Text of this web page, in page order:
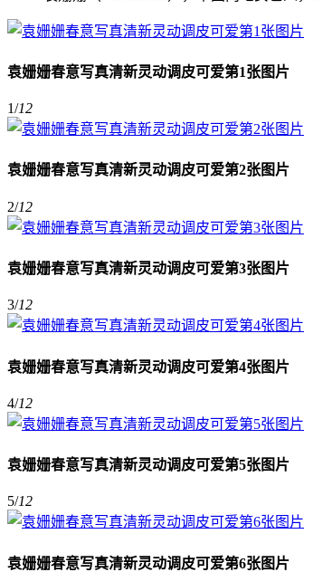
袁姗姗春意写真清新灵动调皮可爱第1张图片
1/12
袁姗姗春意写真清新灵动调皮可爱第2张图片
2/12
袁姗姗春意写真清新灵动调皮可爱第3张图片
3/12
袁姗姗春意写真清新灵动调皮可爱第4张图片
4/12
袁姗姗春意写真清新灵动调皮可爱第5张图片
5/12
袁姗姗春意写真清新灵动调皮可爱第6张图片